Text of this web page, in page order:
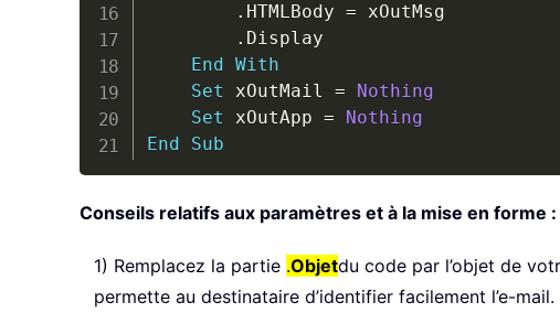
. HTMLBody = xOutMsg
. Display
End
With
Set xOutMail =
Nothing
Set xOutApp =
Nothing
End
Sub
Conseils relatifs aux paramètres et à la mise en forme :
1) Remplacez la partie .Objetdu code par l’objet de
permette au destinataire d’identifier facilement l’e-mail.